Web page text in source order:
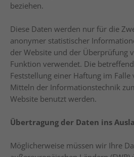
beziehen.
Diese Daten werden nur für die
anonymer statistischer
der Website und der Überprüfung
Funktion verwendet. Die
Feststellung einer Haftung im
Mitteln der Informationstechnik
Website benutzt werden.
Übertragung der Daten ins
Möglicherweise müssen wir Ihre